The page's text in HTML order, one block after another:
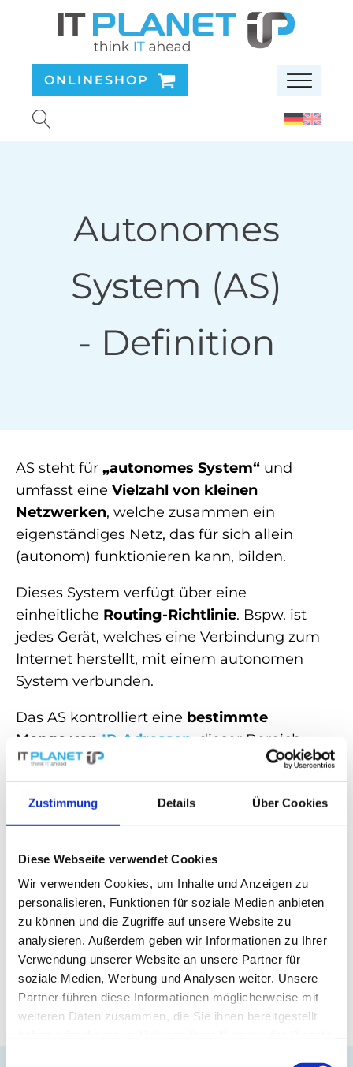
Zustimmung Details Über Cookies
Diese Webseite verwendet Cookies
Wir verwenden Cookies, um Inhalte und Anzeigen zu
personalisieren, Funktionen für soziale Medien anbieten
zu können und die Zugriffe auf unsere Website zu
analysieren. Außerdem geben wir Informationen zu Ihrer
Verwendung unserer Website an unsere Partner für
soziale Medien, Werbung und Analysen weiter. Unsere
Partner führen diese Informationen möglicherweise mit
weiteren Daten zusammen, die Sie ihnen bereitgestellt
ONLINESHOP
Autonomes
System (AS)
- Definition
AS steht für „autonomes System“ und
umfasst eine Vielzahl von kleinen
Netzwerken, welche zusammen ein
eigenständiges Netz, das für sich allein
(autonom) funktionieren kann, bilden.
Dieses System verfügt über eine
einheitliche Routing-Richtlinie. Bspw. ist
jedes Gerät, welches eine Verbindung zum
Internet herstellt, mit einem autonomen
System verbunden.
Das AS kontrolliert eine bestimmte
Menge von IP-Adressen , dieser Bereich
wird auch als IP-Adressraum bezeichnet.
Der Datenaustausch erfolgt dadurch, dass
die Datenpakete durch das Internet von
einem AS zum anderen AS gelangen, bis
Senden der Datenpakete
an die
IP-
Adresseverantwortlich.
Zurück zum Glossar